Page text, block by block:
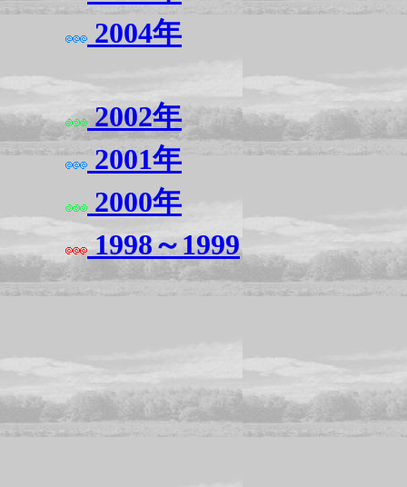
2004年
2002年
2001年
2000年
1998～1999